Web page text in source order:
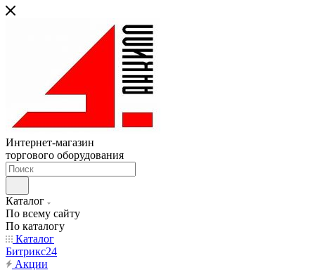
Интернет-магазин
торгового оборудования
Каталог
По всему сайту
По каталогу
Каталог
Битрикс24
Акции